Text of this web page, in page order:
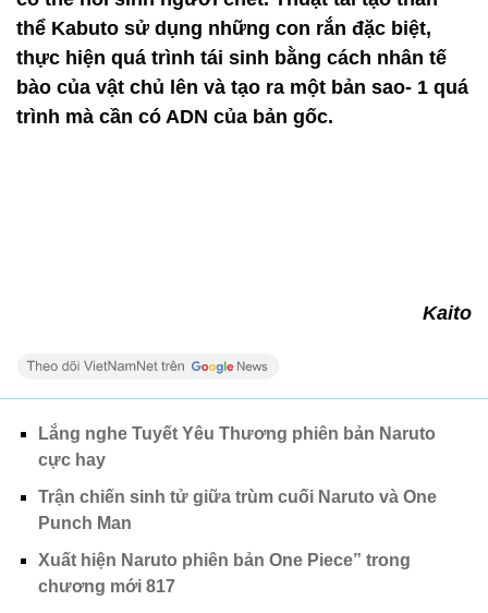
thể Kabuto sử dụng những con rắn đặc biệt,
thực hiện quá trình tái sinh bằng cách nhân tế
bào của vật chủ lên và tạo ra một bản sao- 1 quá
trình mà cần có ADN của bản gốc.
Kaito
Lắng nghe Tuyết Yêu Thương phiên bản Naruto
cực hay
Trận chiến sinh tử giữa trùm cuối Naruto và One
Punch Man
Xuất hiện Naruto phiên bản One Piece” trong
chương mới 817